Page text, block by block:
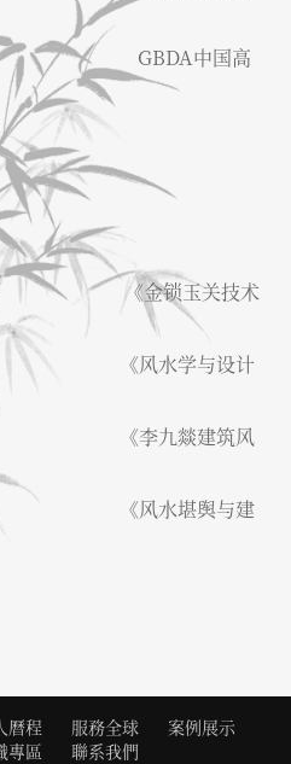
计师 GBDA中国高
法》 《金锁玉关技术
》 《风水学与设计
例》 《李九燚建筑风
计》 《风水堪舆与建
曆程 服務全球
案例展示
專區 聯系我們